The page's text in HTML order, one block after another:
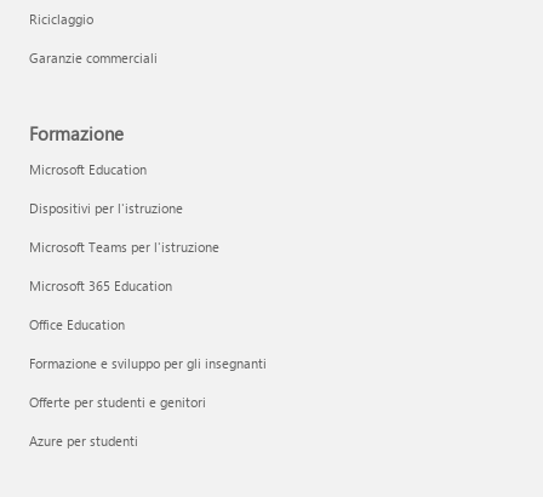
Riciclaggio
Garanzie commerciali
Formazione
Microsoft Education
Dispositivi per l'istruzione
Microsoft Teams per l'istruzione
Microsoft 365 Education
Office Education
Formazione e sviluppo per gli insegnanti
Offerte per studenti e genitori
Azure per studenti